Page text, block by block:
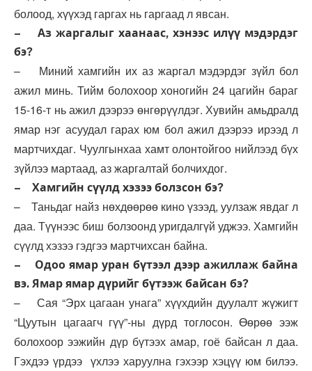
болоод, хүүхэд гаргах нь гаргаад л явсан.
– Аз жаргалыг хаанаас, хэнээс илүү мэдэрдэг
бэ?
– Миний хамгийн их аз жаргал мэдэрдэг зүйл бол
ажил минь. Тийм болохоор хоногийн 24 цагийн бараг
15-16-т нь ажил дээрээ өнгөрүүлдэг. Хувийн амьдралд
ямар нэг асуудал гарах юм бол ажил дээрээ ирээд л
мартчихдаг. Чуулгынхаа хамт олонтойгоо нийлээд бүх
зүйлээ мартаад, аз жаргалтай болчихдог.
– Хамгийн сүүлд хэзээ болзсон бэ?
– Таньдаг найз нөхдөөрөө кино үзээд, уулзаж явдаг л
даа. Түүнээс биш болзоонд уригдалгүй уджээ. Хамгийн
сүүлд хэзээ гэдгээ мартчихсан байна.
– Одоо ямар уран бүтээл дээр ажиллаж байна
вэ. Ямар ямар дүрийг бүтээж байсан бэ?
– Сая “Эрх цагаан унага” хүүхдийн дуулалт жүжигт
“Цуутын цагаагч гүү”-ны дүрд тоглосон. Өөрөө ээж
болохоор ээжийн дүр бүтээх амар, гоё байсан л даа.
Гэхдээ үрдээ үхлээ харуулна гэхээр хэцүү юм билээ.